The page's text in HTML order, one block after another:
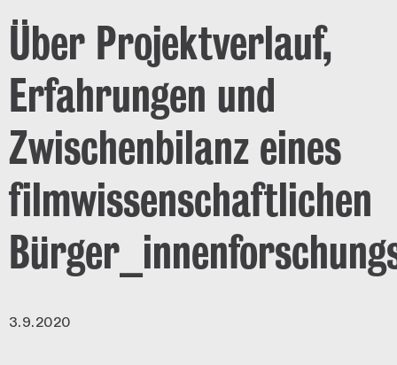
Über Projektverlauf,
Erfahrungen und
Zwischenbilanz eines
filmwissenschaftlichen
3.9.2020